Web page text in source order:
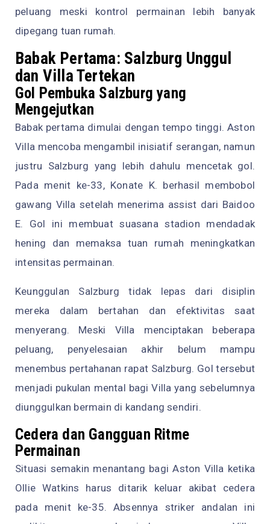
peluang meski kontrol permainan lebih banyak
dipegang tuan rumah.
Babak Pertama: Salzburg Unggul
dan Villa Tertekan
Gol Pembuka Salzburg yang
Mengejutkan
Babak pertama dimulai dengan tempo tinggi. Aston
Villa mencoba mengambil inisiatif serangan, namun
justru Salzburg yang lebih dahulu mencetak gol.
Pada menit ke-33, Konate K. berhasil membobol
gawang Villa setelah menerima assist dari Baidoo
E. Gol ini membuat suasana stadion mendadak
hening dan memaksa tuan rumah meningkatkan
intensitas permainan.
Keunggulan Salzburg tidak lepas dari disiplin
mereka dalam bertahan dan efektivitas saat
menyerang. Meski Villa menciptakan beberapa
peluang, penyelesaian akhir belum mampu
menembus pertahanan rapat Salzburg. Gol tersebut
menjadi pukulan mental bagi Villa yang sebelumnya
diunggulkan bermain di kandang sendiri.
Cedera dan Gangguan Ritme
Permainan
Situasi semakin menantang bagi Aston Villa ketika
Ollie Watkins harus ditarik keluar akibat cedera
pada menit ke-35. Absennya striker andalan ini